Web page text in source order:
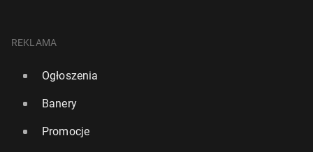
REKLAMA
Ogłoszenia
Banery
Promocje